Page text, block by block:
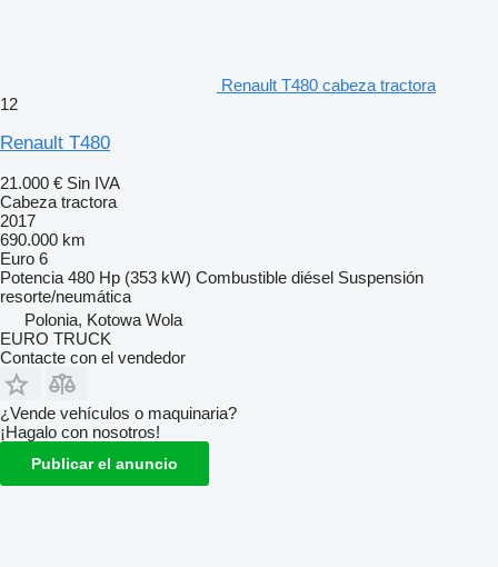
Renault T480 cabeza tractora
12
Renault T480
21.000 € Sin IVA
Cabeza tractora
2017
690.000 km
Euro 6
Potencia 480 Hp (353 kW) Combustible diésel Suspensión
resorte/neumática
Polonia, Kotowa Wola
EURO TRUCK
Contacte con el vendedor
¿Vende vehículos o maquinaria?
¡Hagalo con nosotros!
Publicar el anuncio